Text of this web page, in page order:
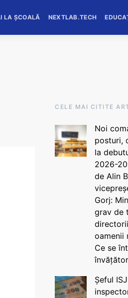
LA ȘCOALĂ NEXTLAB.TECH
CELE MAI CITITE
Noi
posturi,
la
2026-
de Alin
Gorj:
grav de
oamenii
Ce se
Șeful